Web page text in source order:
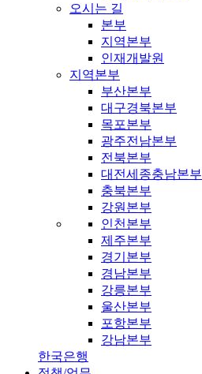
오시는 길
본부
지역본부
인재개발원
지역본부
부산본부
대구경북본부
목포본부
광주전남본부
전북본부
대전세종충남본부
충북본부
강원본부
인천본부
제주본부
경기본부
경남본부
강릉본부
울산본부
포항본부
강남본부
한국은행